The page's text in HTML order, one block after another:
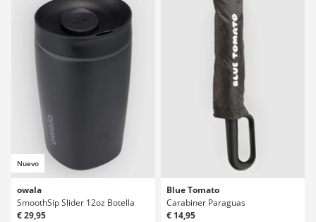
Nuevo
owala
SmoothSip Slider 12oz Botella
€ 29,95
Blue Tomato
Carabiner Paraguas
€ 14,95